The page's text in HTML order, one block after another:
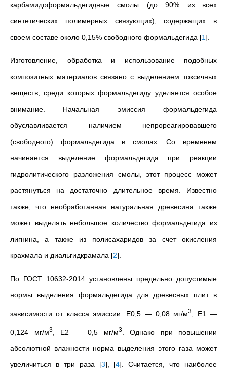
карбамидоформальдегидные смолы (до 90% из всех
синтетических полимерных связующих), содержащих в
своем составе около 0,15% свободного формальдегида [1]
Изготовление, обработка и использование подобных
композитных материалов связано с выделением токсичных
веществ, среди которых формальдегиду уделяется особое
внимание. Начальная эмиссия формальдегида
обуславливается наличием непрореагировавшего
(свободного) формальдегида в смолах. Со временем
начинается выделение формальдегида при реакции
гидролитического разложения смолы, этот процесс может
растянуться на достаточно длительное время. Известно
также, что необработанная натуральная древесина также
может выделять небольшое количество формальдегида из
лигнина, а также из полисахаридов за счет окисления
крахмала и диальгидкрамала [2]
По ГОСТ 10632-2014 установлены предельно допустимые
нормы выделения формальдегида для древесных плит в
зависимости от класса эмиссии: Е0,5 — 0,08 мг/м3 , Е1 —
0,124 мг/м3, Е2 — 0,5 мг/м3. Однако при повышении
абсолютной влажности норма выделения этого газа может
увеличиться в три раза [3], [4]. Считается, что наиболее